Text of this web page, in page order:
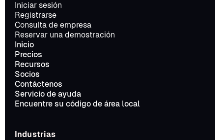
Iniciar sesión
Registrarse
Consulta de empresa
Reservar una demostración
Inicio
Precios
Recursos
Socios
Contáctenos
Servicio de ayuda
Encuentre su código de área local
Industrias